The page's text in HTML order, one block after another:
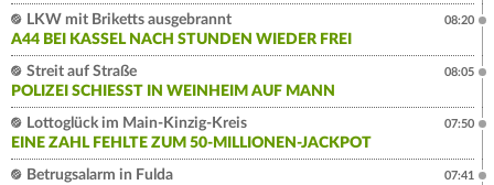
LKW mit Briketts ausgebrannt
A44 BEI KASSEL NACH STUNDEN WIEDER FREI
08:20
Streit auf Straße
POLIZEI SCHIESST IN WEINHEIM AUF MANN
08:05
Lottoglück im Main-Kinzig-Kreis
EINE ZAHL FEHLTE ZUM 50-MILLIONEN-JACKPOT
07:50
Betrugsalarm in Fulda
07:41